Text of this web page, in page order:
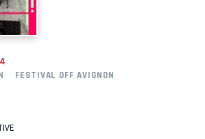
FESTIVAL OFF AVIGNON